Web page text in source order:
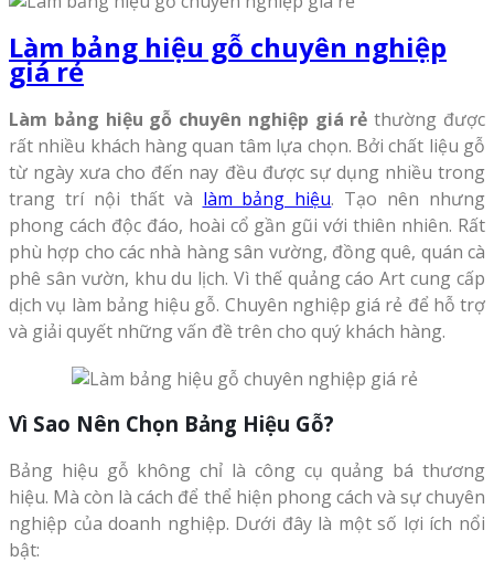
Làm bảng hiệu gỗ chuyên nghiệp
giá rẻ
Làm bảng hiệu gỗ chuyên nghiệp giá rẻ thường được
rất nhiều khách hàng quan tâm lựa chọn. Bởi chất liệu gỗ
từ ngày xưa cho đến nay đều được sự dụng nhiều trong
trang trí nội thất và làm bảng hiệu. Tạo nên nhưng
phong cách độc đáo, hoài cổ gần gũi với thiên nhiên. Rất
phù hợp cho các nhà hàng sân vường, đồng quê, quán cà
phê sân vườn, khu du lịch. Vì thế quảng cáo Art cung cấp
dịch vụ làm bảng hiệu gỗ. Chuyên nghiệp giá rẻ để hỗ trợ
và giải quyết những vấn đề trên cho quý khách hàng.
Vì Sao Nên Chọn Bảng Hiệu Gỗ?
Bảng hiệu gỗ không chỉ là công cụ quảng bá thương
hiệu. Mà còn là cách để thể hiện phong cách và sự chuyên
nghiệp của doanh nghiệp. Dưới đây là một số lợi ích nổi
bật: